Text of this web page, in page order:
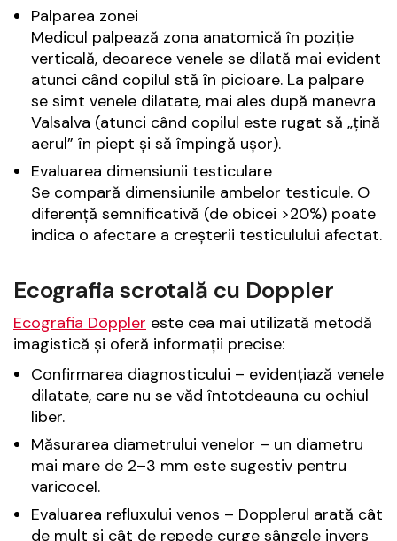
Palparea zonei
Medicul palpează zona anatomică în poziție
verticală, deoarece venele se dilată mai evident
atunci când copilul stă în picioare. La palpare
se simt venele dilatate, mai ales după manevra
Valsalva (atunci când copilul este rugat să „țină
aerul” în piept și să împingă ușor).
Evaluarea dimensiunii testiculare
Se compară dimensiunile ambelor testicule. O
diferență semnificativă (de obicei >20%) poate
indica o afectare a creșterii testiculului afectat.
Ecografia scrotală cu Doppler
Ecografia Doppler este cea mai utilizată metodă
imagistică și oferă informații precise:
Confirmarea diagnosticului – evidențiază venele
dilatate, care nu se văd întotdeauna cu ochiul
liber.
Măsurarea diametrului venelor – un diametru
mai mare de 2–3 mm este sugestiv pentru
varicocel.
Evaluarea refluxului venos – Dopplerul arată cât
de mult și cât de repede curge sângele invers